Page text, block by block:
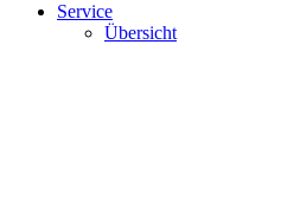
Service
Übersicht